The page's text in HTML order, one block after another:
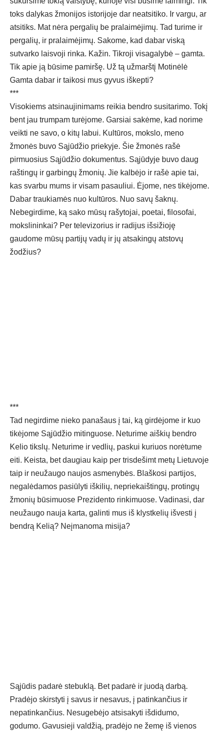
toks dalykas žmonijos istorijoje dar neatsitiko. Ir vargu, ar
atsitiks. Mat nėra pergalių be pralaimėjimų. Tad turime ir
pergalių, ir pralaimėjimų. Sakome, kad dabar viską
sutvarko laisvoji rinka. Kažin. Tikroji visagalybė – gamta.
Tik apie ją būsime pamiršę. Už tą užmarštį Motinėlė
Gamta dabar ir taikosi mus gyvus iškepti?
***
Visokiems atsinaujinimams reikia bendro susitarimo. Tokį
bent jau trumpam turėjome. Garsiai sakėme, kad norime
veikti ne savo, o kitų labui. Kultūros, mokslo, meno
žmonės buvo Sąjūdžio priekyje. Šie žmonės rašė
pirmuosius Sąjūdžio dokumentus. Sąjūdyje buvo daug
raštingų ir garbingų žmonių. Jie kalbėjo ir rašė apie tai,
kas svarbu mums ir visam pasauliui. Ėjome, nes tikėjome.
Dabar traukiamės nuo kultūros. Nuo savų šaknų.
Nebegirdime, ką sako mūsų rašytojai, poetai, filosofai,
mokslininkai? Per televizorius ir radijus išsižioję
gaudome mūsų partijų vadų ir jų atsakingų atstovų
žodžius?
***
Tad negirdime nieko panašaus į tai, ką girdėjome ir kuo
tikėjome Sąjūdžio mitinguose. Neturime aiškių bendro
Kelio tikslų. Neturime ir vedlių, paskui kuriuos norėtume
eiti. Keista, bet daugiau kaip per trisdešimt metų Lietuvoje
taip ir neužaugo naujos asmenybės. Blaškosi partijos,
negalėdamos pasiūlyti iškilių, nepriekaištingų, protingų
žmonių būsimuose Prezidento rinkimuose. Vadinasi, dar
neužaugo nauja karta, galinti mus iš klystkelių išvesti į
bendrą Kelią? Neįmanoma misija?
Sąjūdis padarė stebuklą. Bet padarė ir juodą darbą.
Pradėjo skirstyti į savus ir nesavus, į patinkančius ir
nepatinkančius. Nesugebėjo atsisakyti išdidumo,
godumo. Gavusieji valdžią, pradėjo ne žemę iš vienos